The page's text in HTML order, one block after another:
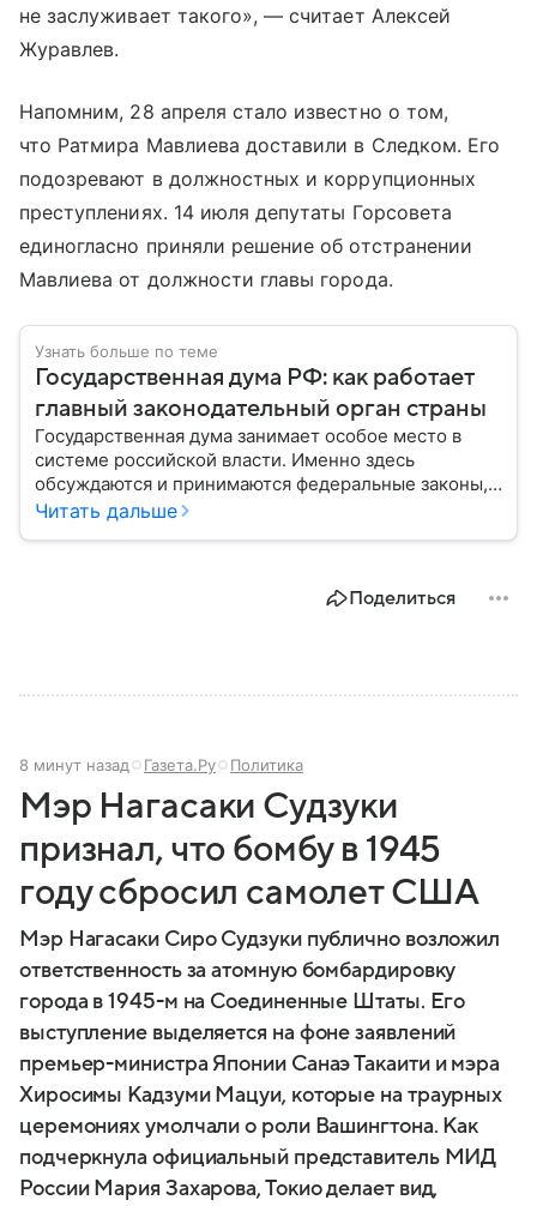
не заслуживает такого», — считает Алексей
Журавлев.
Напомним, 28 апреля стало известно о том,
что Ратмира Мавлиева доставили в Следком. Его
подозревают в должностных и коррупционных
преступлениях. 14 июля депутаты Горсовета
единогласно приняли решение об отстранении
Мавлиева от должности главы города.
Узнать больше по теме
Государственная дума РФ: как работает
главный законодательный орган страны
Государственная дума занимает особое место в
системе российской власти. Именно здесь
обсуждаются и принимаются федеральные законы,
определяющие развитие государства, экономики и
Разбираемся, как устроена Госдума, какие
Читать дальше
Поделиться
8 минут назад Газета.Ру Политика
Мэр Нагасаки Судзуки
признал, что бомбу в 1945
году сбросил самолет США
Мэр Нагасаки Сиро Судзуки публично возложил
ответственность за атомную бомбардировку
города в 1945-м на Соединенные Штаты. Его
выступление выделяется на фоне заявлений
премьер-министра Японии Санаэ Такаити и мэра
Хиросимы Кадзуми Мацуи, которые на траурных
церемониях умолчали о роли Вашингтона. Как
подчеркнула официальный представитель МИД
России Мария Захарова, Токио делает вид,